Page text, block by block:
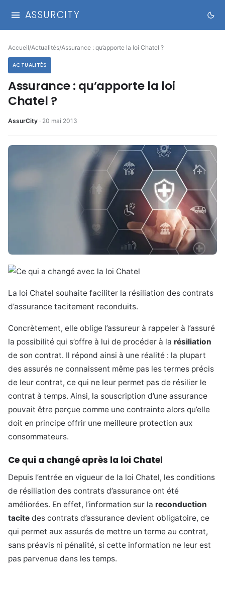
ASSURCITY
Accueil/Actualités/Assurance : qu’apporte la loi Chatel ?
ACTUALITÉS
Assurance : qu’apporte la loi
Chatel ?
AssurCity · 20 mai 2013
La loi Chatel souhaite faciliter la résiliation des contrats
d’assurance tacitement reconduits.
Concrètement, elle oblige l’assureur à rappeler à l’assuré
la possibilité qui s’offre à lui de procéder à la résiliation
de son contrat. Il répond ainsi à une réalité : la plupart
des assurés ne connaissent même pas les termes précis
de leur contrat, ce qui ne leur permet pas de résilier le
contrat à temps. Ainsi, la souscription d’une assurance
pouvait être perçue comme une contrainte alors qu’elle
doit en principe offrir une meilleure protection aux
consommateurs.
Ce qui a changé après la loi Chatel
Depuis l’entrée en vigueur de la loi Chatel, les conditions
de résiliation des contrats d’assurance ont été
améliorées. En effet, l’information sur la reconduction
tacite des contrats d’assurance devient obligatoire, ce
qui permet aux assurés de mettre un terme au contrat,
sans préavis ni pénalité, si cette information ne leur est
pas parvenue dans les temps.